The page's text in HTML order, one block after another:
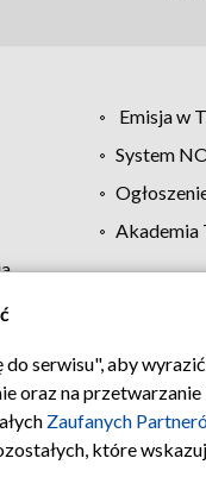
Emisja w
System
Akademia
Regulamin TVP
serwisu", aby
oraz na
Zaufanych
które